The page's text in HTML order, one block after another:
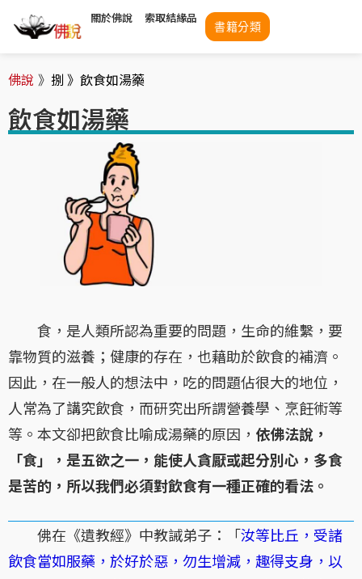
關於佛說 索取結緣品
書籍分類
佛說 》 捌 》 飲食如湯藥
飲食如湯藥
食，是人類所認為重要的問題，生命的維繫，要
靠物質的滋養；健康的存在，也藉助於飲食的補濟。
因此，在一般人的想法中，吃的問題佔很大的地位，
人常為了講究飲食，而研究出所謂營養學、烹飪術等
等。本文卻把飲食比喻成湯藥的原因， 依佛法說，
「食」，是五欲之一，能使人貪厭或起分別心，多食
是苦的，所以我們必須對飲食有一種正確的看法。
佛在《遺教經》中教誡弟子：「汝等比丘，受諸
飲食當如服藥，於好於惡，勿生增減，趣得支身，以